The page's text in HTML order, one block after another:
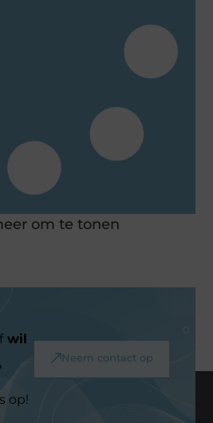
om te tonen
wil
op!
Neem contact op